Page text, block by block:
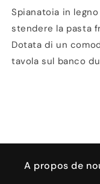
Spianatoia in
stendere la pasta
Dotata di un
tavola sul banco
A propos de